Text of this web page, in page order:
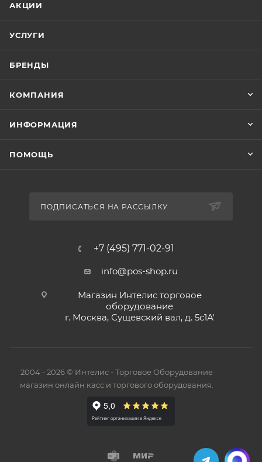
АКЦИИ
УСЛУГИ
БРЕНДЫ
КОМПАНИЯ
ИНФОРМАЦИЯ
ПОМОЩЬ
ПОДПИСАТЬСЯ НА РАССЫЛКУ
+7 (495) 771-02-91
info@pos-shop.ru
Магазин Интелис торговое
оборудование
г. Москва, Сущевский вал, д. 5с1А'
2004 - 2026 © Интелис - Торговое Оборудование
магазин онлайн касс и торгового оборудования.